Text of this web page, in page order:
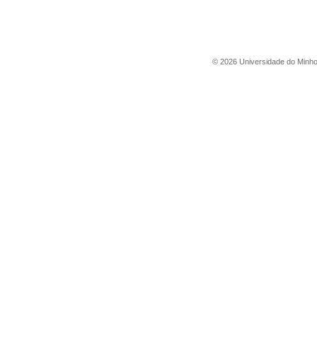
© 2026 Universidade do